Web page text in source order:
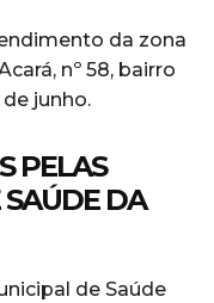
da zona
nº 58, bairro
junho.
PELAS
DA
de Saúde